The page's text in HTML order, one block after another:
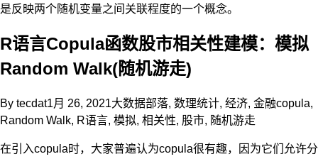
是反映两个随机变量之间关联程度的一个概念。
R语言Copula函数股市相关性建模：模拟
Random Walk(随机游走)
By tecdat1月 26, 2021大数据部落, 数理统计, 经济, 金融copula,
Random Walk, R语言, 模拟, 相关性, 股市, 随机游走
在引入copula时，大家普遍认为copula很有趣，因为它们允许分